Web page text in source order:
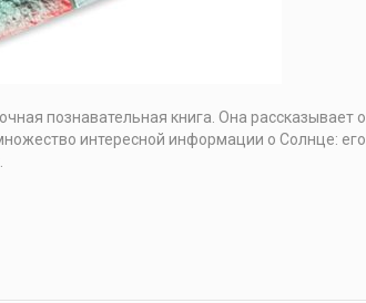
познавательная книга. Она рассказывает о
интересной информации о Солнце: его